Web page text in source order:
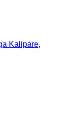
Kalipare,